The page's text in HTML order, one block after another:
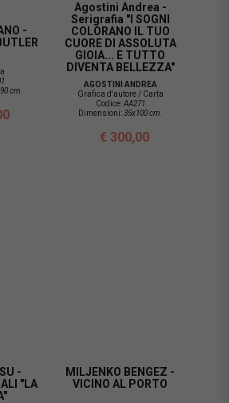
-
cm.
Agostini Andrea -
Serigrafia "I SOGNI
COLORANO IL TUO
CUORE DI ASSOLUTA
GIOIA... E TUTTO
DIVENTA BELLEZZA"
AGOSTINI ANDREA
Grafica d'autore / Carta
Codice:AA271
Dimensioni:35x100 cm.
€ 300,00
-
"LA
MILJENKO BENGEZ -
VICINO AL PORTO